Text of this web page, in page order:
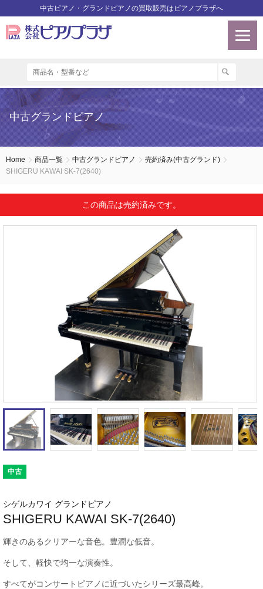
中古ピアノ・グランドピアノの買取販売はピアノプラザへ
中古グランドピアノ
Home 商品一覧 中古グランドピアノ
売約済み(中古グランド)
SHIGERU KAWAI SK-7(2640)
この商品は売約済みです。
中古
シゲルカワイ グランドピアノ
SHIGERU KAWAI SK-7(2640)
輝きのあるクリアーな音色。豊潤な低音。
そして、軽快で均一な演奏性。
すべてがコンサートピアノに近づいたシリーズ最高峰。